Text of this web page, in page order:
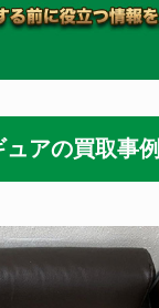
アの買取事